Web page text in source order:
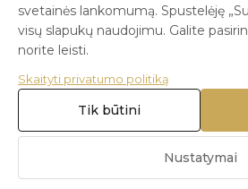
© 2026 Blizga.lt. Visos teisės
svetainės lankomumą. Spustelėję
visų slapukų naudojimu. Galite
norite leisti.
Skaityti privatumo politiką
Nustatymai
Tik būtini